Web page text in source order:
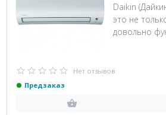
Daikin
это не
довольно
Нет отзывов
Предзаказ